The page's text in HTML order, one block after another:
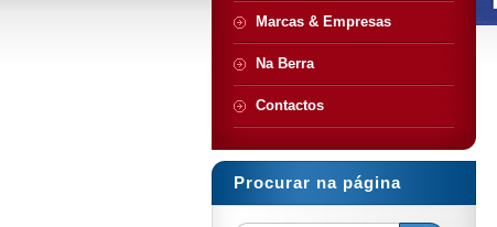
Marcas & Empresas
Na Berra
Contactos
Procurar na página